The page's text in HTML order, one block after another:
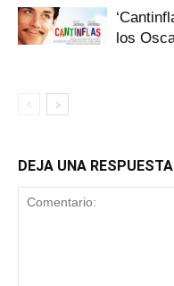
los
DEJA UNA RESPUESTA